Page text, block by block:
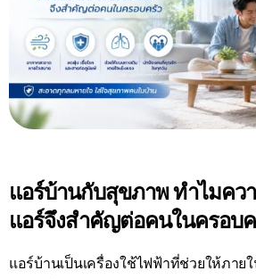
แอร์บ้านกับสุขภาพ ทำไมคว
แอร์จึงสำคัญต่อคนในครอบ
แอร์บ้านเป็นเครื่องใช้ไฟฟ้าที่ช่วยให้ภาย